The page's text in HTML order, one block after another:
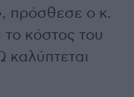
πρόσθεσε ο κ.
το κόστος του